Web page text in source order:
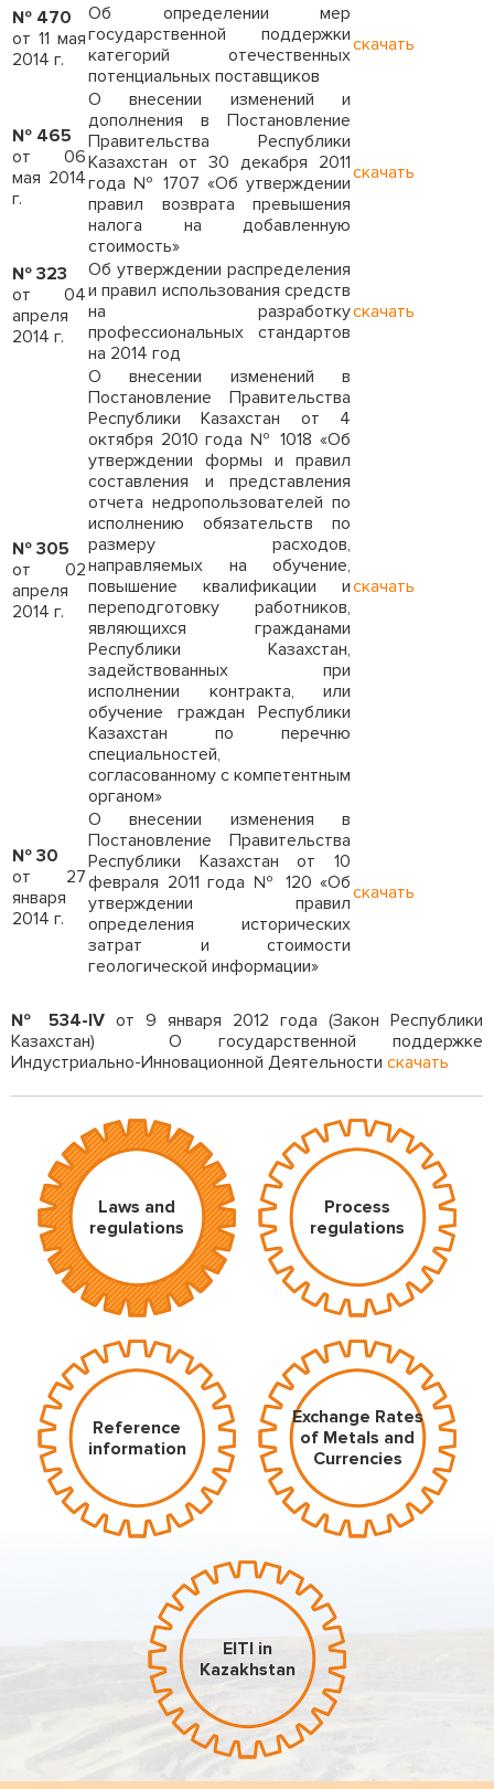
№ 470
от 11 мая
2014 г.
Об определении мер
государственной поддержки
категорий отечественных
потенциальных поставщиков
скачать
№ 465
от 06
мая 2014
г.
О внесении изменений и
дополнения в Постановление
Правительства Республики
Казахстан от 30 декабря 2011
года № 1707 «Об утверждении
правил возврата превышения
налога на добавленную
стоимость»
скачать
№ 323
от 04
апреля
2014 г.
Об утверждении распределения
и правил использования средств
на разработку
профессиональных стандартов
на 2014 год
скачать
№ 305
от 02
апреля
2014 г.
О внесении изменений в
Постановление Правительства
Республики Казахстан от 4
октября 2010 года № 1018 «Об
утверждении формы и правил
составления и представления
отчета недропользователей по
исполнению обязательств по
размеру расходов,
направляемых на обучение,
повышение квалификации и
переподготовку работников,
являющихся гражданами
Республики Казахстан,
задействованных при
исполнении контракта, или
обучение граждан Республики
Казахстан по перечню
специальностей,
согласованному с компетентным
органом»
скачать
№ 30
от 27
января
2014 г.
О внесении изменения в
Постановление Правительства
Республики Казахстан от 10
февраля 2011 года № 120 «Об
утверждении правил
определения исторических
затрат и стоимости
геологической информации»
скачать
№ 534-IV от 9 января 2012 года (Закон Республики
Казахстан) О государственной поддержке
Индустриально-Инновационной Деятельности скачать
Laws and
regulations
Process
regulations
Reference
information
Exchange Rates
of Metals and
Currencies
EITI in
Kazakhstan